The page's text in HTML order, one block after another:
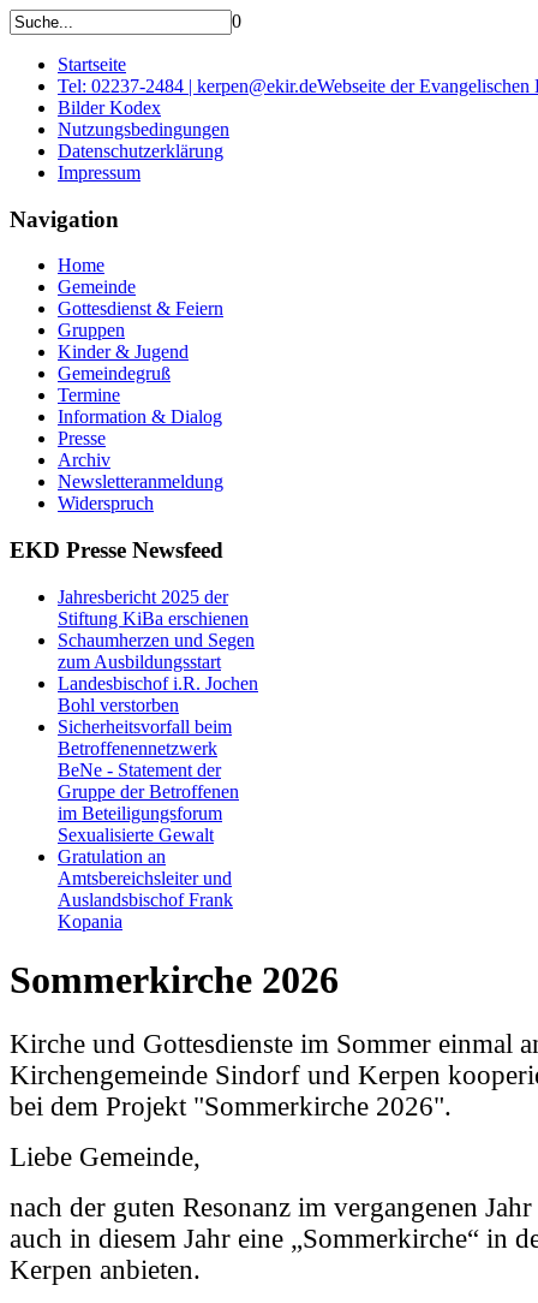
0
Startseite
Tel: 02237-2484 | kerpen@ekir.deWebseite der
Bilder Kodex
Nutzungsbedingungen
Datenschutzerklärung
Impressum
Navigation
Home
Gemeinde
Gottesdienst & Feiern
Gruppen
Kinder & Jugend
Gemeindegruß
Termine
Information & Dialog
Presse
Archiv
Newsletteranmeldung
Widerspruch
EKD Presse Newsfeed
Jahresbericht 2025 der
Stiftung KiBa erschienen
Schaumherzen und Segen
zum Ausbildungsstart
Landesbischof i.R. Jochen
Bohl verstorben
Sicherheitsvorfall beim
Betroffenennetzwerk
BeNe - Statement der
Gruppe der Betroffenen
im Beteiligungsforum
Sexualisierte Gewalt
Gratulation an
Amtsbereichsleiter und
Auslandsbischof Frank
Kopania
Sommerkirche 2026
Kirche und Gottesdienste im Sommer einmal
Kirchengemeinde Sindorf und Kerpen
bei dem Projekt "Sommerkirche 2026".
Liebe Gemeinde,
nach der guten Resonanz im vergangenen
auch in diesem Jahr eine „Sommerkirche“ in
Kerpen anbieten.